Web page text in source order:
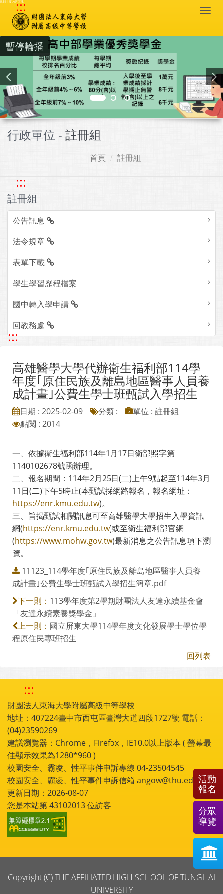
跳到主要內容區塊
:::
暫停輪播
行政單位 - 註冊組
首頁 註冊組
:::
註冊組
公告訊息
法令規章
表單下載
學生學習歷程檔案
國中轉入學申請
回教務處
:::
高雄醫學大學代辦衛生福利部114學
年度｢原住民族及離島地區醫事人員養
成計畫｣公費生學士班甄試入學招生
日期 : 2025-02-09 分類 :
單位 : 註冊組
點閱 : 2014
一、依據衛生福利部114年1月17日衛部照字第
1140102678號函辦理。
二、報名期間：114年2月25日(二)上午9點起至114年3月
11日(二)下午5時止(本甄試採網路報名，報名網址：
https://enr.kmu.edu.tw)。
三、旨揭甄試相關訊息可至高雄醫學大學招生入學資訊
網(https://enr.kmu.edu.tw)或至衛生福利部官網
(https://www.mohw.gov.tw)最新消息之公告訊息項下瀏
覽。
11123_114學年度｢原住民族及離島地區醫事人員養
成計畫｣公費生學士班甄試入學招生簡章.pdf
下一則： 113學年度第2學期財團法人友達永續基金會
「友達永續素養獎學金」
上一則： 國立屏東大學114學年度文化發展學士學位學
程原住民專班招生
回列表
:::
財團法人東海大學附屬高級中等學校
地址：407224臺中市西屯區臺灣大道四段1727號 電話：
(04)23590269
建議瀏覽器：Chrome，Firefox，IE10.0以上版本 ( 螢幕最
佳顯示效果為1280*960 )
校園安全、霸凌、性平事件申訴專線 04-23504545
校園安全、霸凌、性平事件申訴信箱 angow@thu.edu.tw
更新日期：2026-08-07
您是本站第43102013位訪客
Copyright (C) THE AFFILIATED HIGH SCHOOL OF TUNGHAI
UNIVERSITY
活動
報名
分眾
導覽